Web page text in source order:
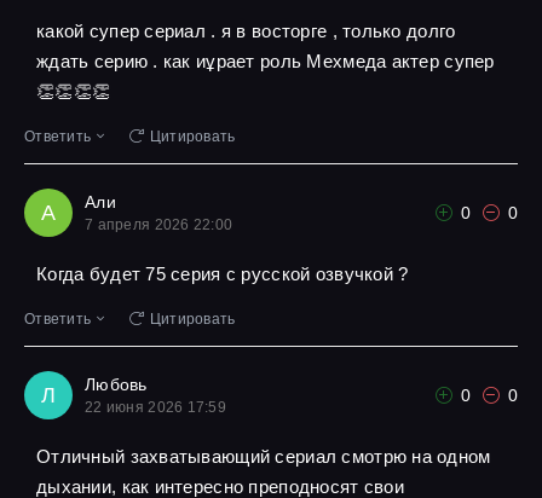
какой супер сериал . я в восторге , только долго
ждать серию . как иұрает роль Мехмеда актер супер
👏👏👏👏
Ответить Цитировать
А Али
7 апреля 2026 22:00
0 0
Когда будет 75 серия с русской озвучкой ?
Ответить Цитировать
Л Любовь
22 июня 2026 17:59
0 0
Отличный захватывающий сериал смотрю на одном
дыхании, как интересно преподносят свои